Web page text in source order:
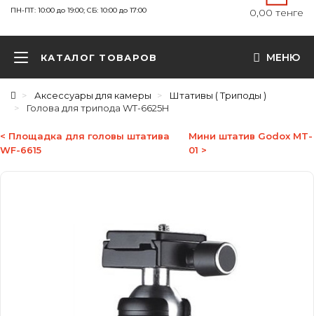
ПН-ПТ: 10:00 до 19:00; СБ: 10:00 до 17:00 0,00 тенге
КАТАЛОГ ТОВАРОВ МЕНЮ
Аксессуары для камеры
Штативы ( Триподы )
Голова для трипода WT-6625H
< Площадка для головы штатива
WF-6615
Мини штатив Godox MT-
01 >